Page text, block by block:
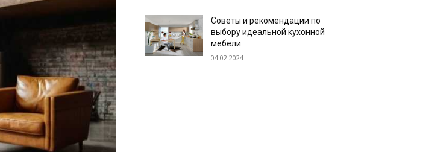
Советы и рекомендации по
выбору идеальной кухонной
мебели
04.02.2024